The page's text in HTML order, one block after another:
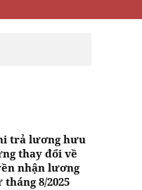
trả lương hưu
thay đổi về
nhận lương
8/2025